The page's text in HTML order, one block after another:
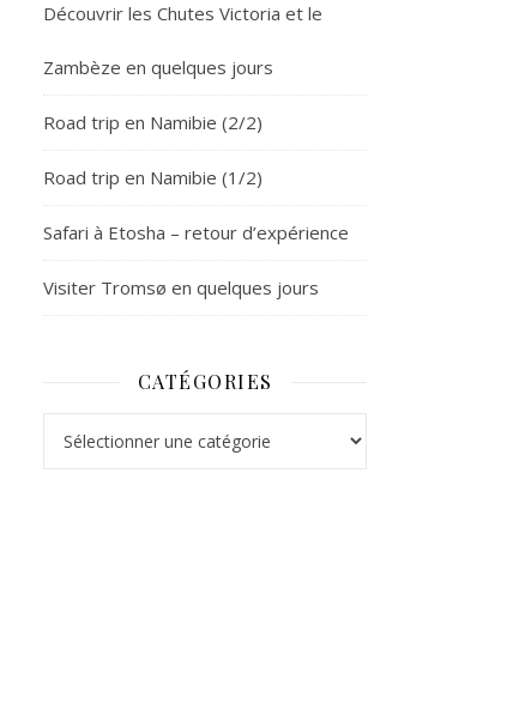
Découvrir les Chutes Victoria et le
Zambèze en quelques jours
Road trip en Namibie (2/2)
Road trip en Namibie (1/2)
Safari à Etosha – retour d’expérience
Visiter Tromsø en quelques jours
CATÉGORIES